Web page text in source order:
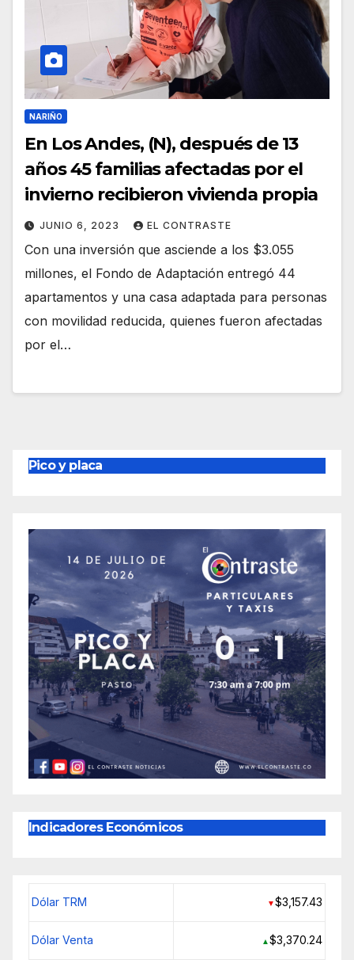
NARIÑO
En Los Andes, (N), después de 13
años 45 familias afectadas por el
invierno recibieron vivienda propia
JUNIO 6, 2023 EL CONTRASTE
Con una inversión que asciende a los $3.055
millones, el Fondo de Adaptación entregó 44
apartamentos y una casa adaptada para personas
con movilidad reducida, quienes fueron afectadas
por el…
Pico y placa
Indicadores Económicos
Dólar TRM ▼$3,157.43
Dólar Venta ▲$3,370.24